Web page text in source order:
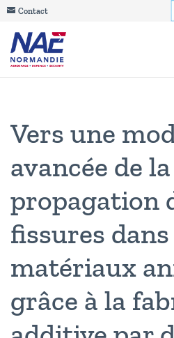
Contact
Vers une
avancée de la
propagation
fissures dans
matériaux
grâce à la